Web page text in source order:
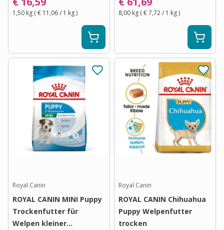
1,50 kg (€ 11,06/ 1 kg) 8,00 kg (€ 7,72/ 1 kg)
Royal Canin
ROYAL CANIN MINI Puppy
Trockenfutter für
Welpen kleiner
Royal Canin
ROYAL CANIN Chihuahua
Puppy Welpenfutter
trocken